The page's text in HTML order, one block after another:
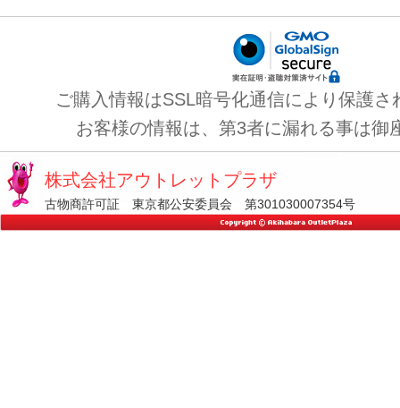
ご購入情報はSSL暗号化通信により保護さ
お客様の情報は、第3者に漏れる事は御
株式会社アウトレットプラザ
古物商許可証 東京都公安委員会 第301030007354号